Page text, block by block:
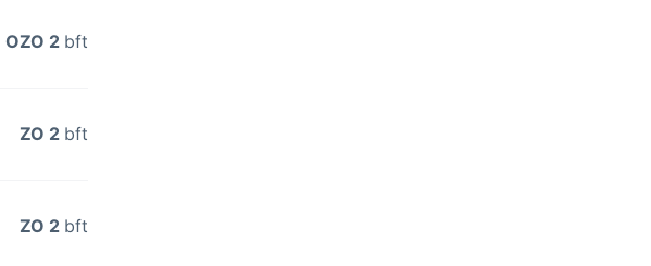
OZO 2 bft
ZO 2 bft
ZO 2 bft